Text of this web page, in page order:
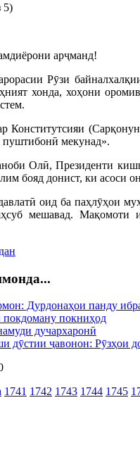
5)
арҷманд!
Рӯзи
хонда, хоҳони
Конститутсияи
пуштибонӣ мекунад».
Олӣ, Президенти
бояд донист, ки асоси
оид ба паҳлӯҳои
мешавад. Мақомоти
Дурдонаҳои панду
покдоману покниҳод
дучархаронӣ
дӯстии ҷавонон: Рӯзҳои
1741 1742 1743 1744 1745